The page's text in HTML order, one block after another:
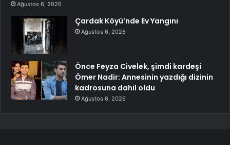
Ağustos 6, 2026
Çardak Köyü’nde Ev Yangını
Ağustos 6, 2026
Önce Feyza Civelek, şimdi kardeşi
Ömer Nadir: Annesinin yazdığı dizinin
kadrosuna dahil oldu
Ağustos 6, 2026